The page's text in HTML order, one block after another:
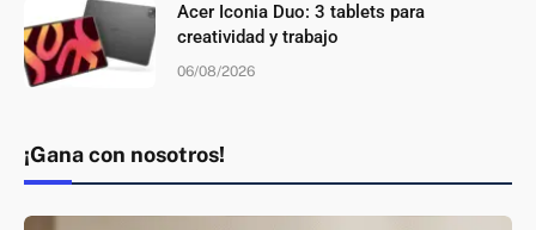
Acer Iconia Duo: 3 tablets para
creatividad y trabajo
06/08/2026
¡Gana con nosotros!